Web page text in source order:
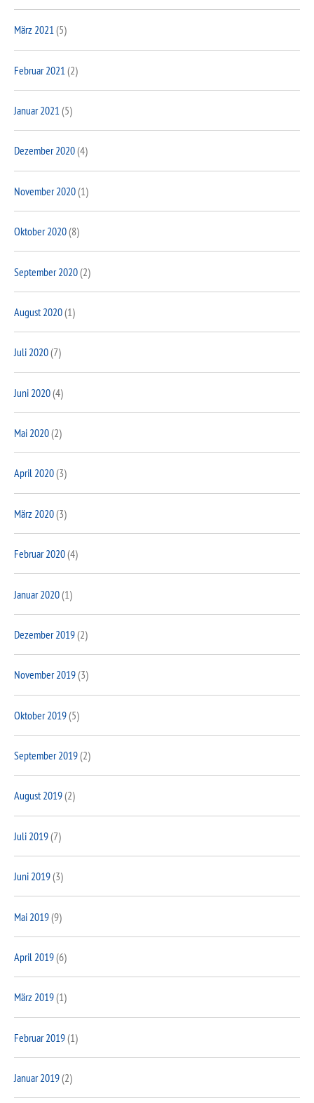
März 2021(5)
Februar 2021 (2)
Januar 2021(5)
Dezember 2020(4)
November 2020(1)
Oktober 2020(8)
September 2020(2)
August 2020(1)
Juli 2020(7)
Juni 2020(4)
Mai 2020(2)
April 2020(3)
März 2020(3)
Februar 2020(4)
Januar 2020(1)
Dezember 2019(2)
November 2019(3)
Oktober 2019(5)
September 2019(2)
August 2019(2)
Juli 2019(7)
Juni 2019(3)
Mai 2019(9)
April 2019(6)
März 2019(1)
Februar 2019(1)
Januar 2019(2)